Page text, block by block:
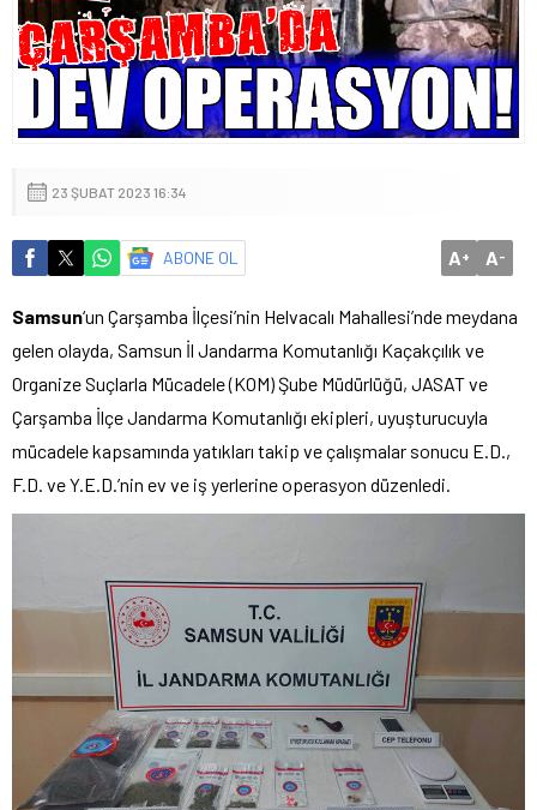
23 ŞUBAT 2023 16:34
ABONE OL A+ A-
Samsun‘un Çarşamba İlçesi’nin Helvacalı Mahallesi’nde meydana
gelen olayda, Samsun İl Jandarma Komutanlığı Kaçakçılık ve
Organize Suçlarla Mücadele (KOM) Şube Müdürlüğü, JASAT ve
Çarşamba İlçe Jandarma Komutanlığı ekipleri, uyuşturucuyla
mücadele kapsamında yatıkları takip ve çalışmalar sonucu E.D.,
F.D. ve Y.E.D.’nin ev ve iş yerlerine operasyon düzenledi.